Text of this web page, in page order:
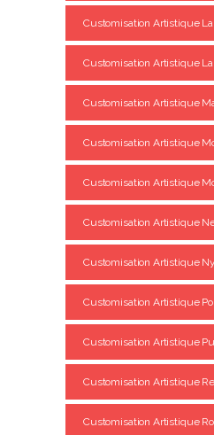
Customisation Artistique
Customisation Artistique
Customisation Artistique
Customisation Artistique
Customisation Artistique
Customisation Artistique
Customisation Artistique
Customisation Artistique
Customisation Artistique
Customisation Artistique
Customisation Artistique